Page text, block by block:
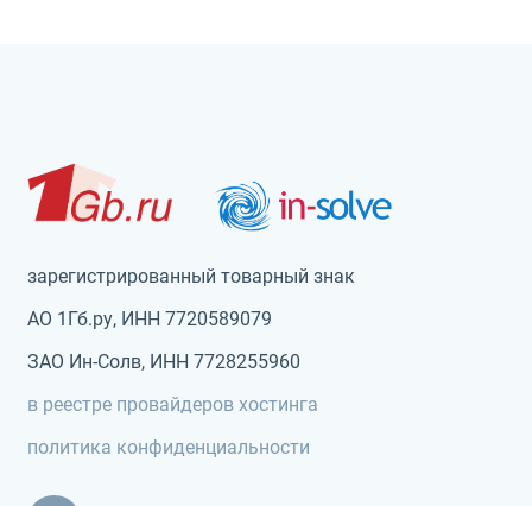
зарегистрированный товарный знак
АО 1Гб.ру, ИНН 7720589079
ЗАО Ин-Солв, ИНН 7728255960
в реестре провайдеров хостинга
политика конфиденциальности